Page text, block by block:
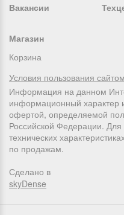
Вакансии
Магазин
Корзина
Условия пользования
Информация на данном
информационный характер
офертой, определяемой
Российской Федерации.
технических
по продажам.
Сделано в
skyDense